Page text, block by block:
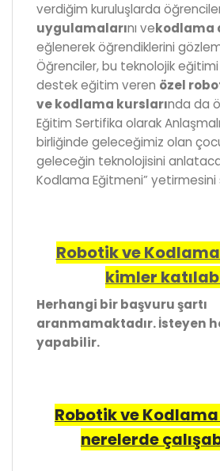
verdiğim kuruluşlarda
uygulamalarını vekodlama
eğlenerek öğrendiklerini
Öğrenciler, bu teknolojik eğitimi
destek eğitim veren özel
ve kodlama kurslarında da
Eğitim Sertifika olarak
birliğinde geleceğimiz olan
geleceğin teknolojisini
Kodlama Eğitmeni” yetirmesini
Robotik ve
kimler
Herhangi bir başvuru şartı
aranmamaktadır. İsteyen
yapabilir.
Robotik ve
nerelerde